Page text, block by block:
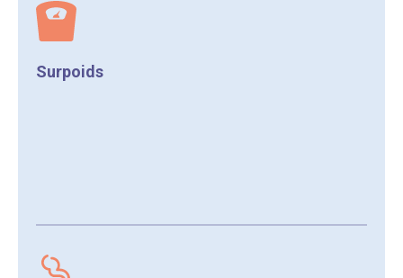
Surpoids